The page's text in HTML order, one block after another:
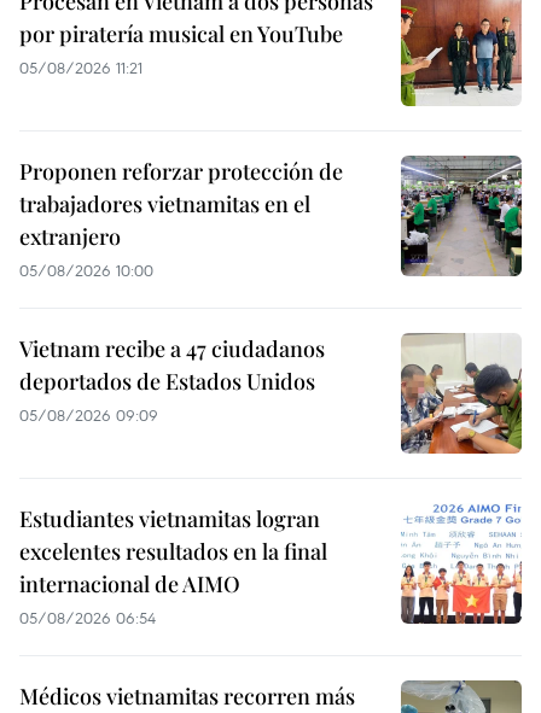
por piratería musical en YouTube
05/08/2026 11:21
Proponen reforzar protección de
trabajadores vietnamitas en el
extranjero
05/08/2026 10:00
Vietnam recibe a 47 ciudadanos
deportados de Estados Unidos
05/08/2026 09:09
Estudiantes vietnamitas logran
excelentes resultados en la final
internacional de AIMO
05/08/2026 06:54
Médicos vietnamitas recorren más